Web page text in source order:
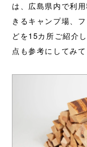
は、広島県内で利
きるキャンプ場、
どを15カ所ご紹介
点も参考にしてみて